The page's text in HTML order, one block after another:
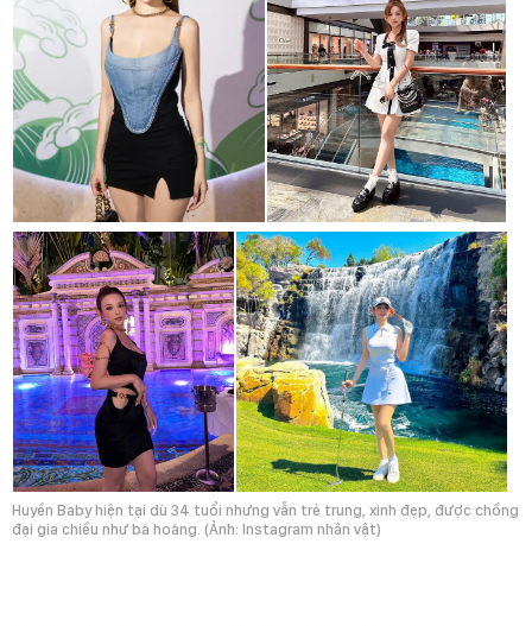
Huyền Baby hiện tại dù 34 tuổi nhưng vẫn trẻ trung, xinh đẹp, được chồng
đại gia chiều như bà hoàng. (Ảnh: Instagram nhân vật)